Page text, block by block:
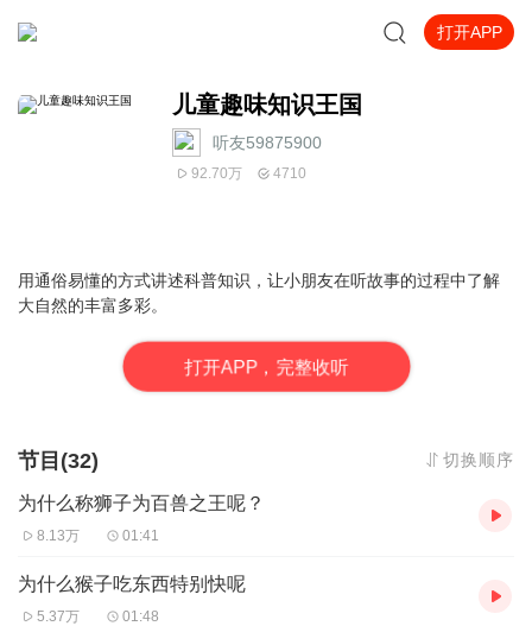
打开APP
儿童趣味知识王国
听友59875900
92.70万 4710
用通俗易懂的方式讲述科普知识，让小朋友在听故事的过程中了解
大自然的丰富多彩。
打开APP，完整收听
节目(32) 切换顺序
为什么称狮子为百兽之王呢？
8.13万 01:41
为什么猴子吃东西特别快呢
5.37万 01:48